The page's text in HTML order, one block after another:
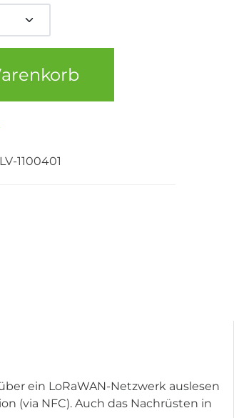
1100401
ein LoRaWAN-Netzwerk auslesen
(via NFC). Auch das Nachrüsten in